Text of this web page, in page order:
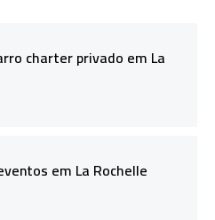
charter privado em La
em La Rochelle